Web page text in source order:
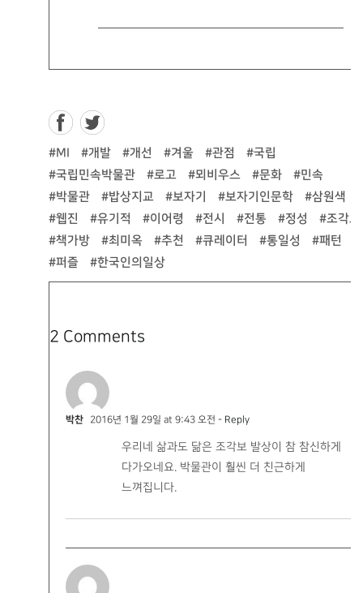
#MI #개발 #개선 #겨울 #관점
#국립
#국립민속박물관
#로고 #뫼비우스 #문화
#민속
#박물관
#밥상지교 #보자기 #보자기인문학
#삼원색
#웹진
#유기적 #이어령 #전시 #전통 #정성
#조각보
#책가방
#최미옥 #추천 #큐레이터 #통일성
#패턴
#퍼즐
#한국인의일상
2 Comments
박찬 2016년 1월 29일 at 9:43 오전 - Reply
우리네 삶과도 닮은 조각보 발상이 참 참신하게
다가오네요. 박물관이 훨씬 더 친근하게
느껴집니다.